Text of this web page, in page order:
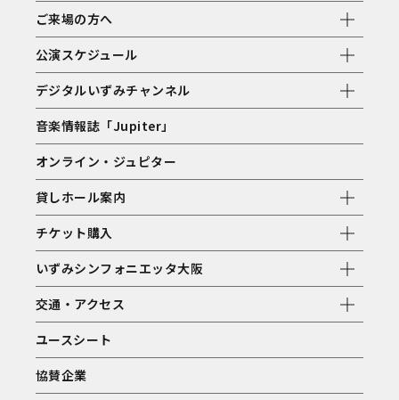
ご来場の方へ
公演スケジュール
デジタルいずみチャンネル
音楽情報誌「Jupiter」
オンライン・ジュピター
貸しホール案内
チケット購入
いずみシンフォニエッタ大阪
交通・アクセス
ユースシート
協賛企業